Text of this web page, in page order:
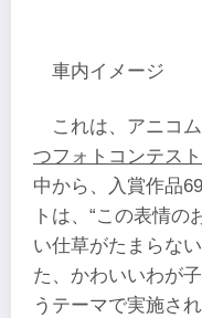
車内イメージ
これは、アニコ
つフォトコンテスト
中から、入賞作品
トは、“この表情の
い仕草がたまらな
た、かわいいわが
うテーマで実施され